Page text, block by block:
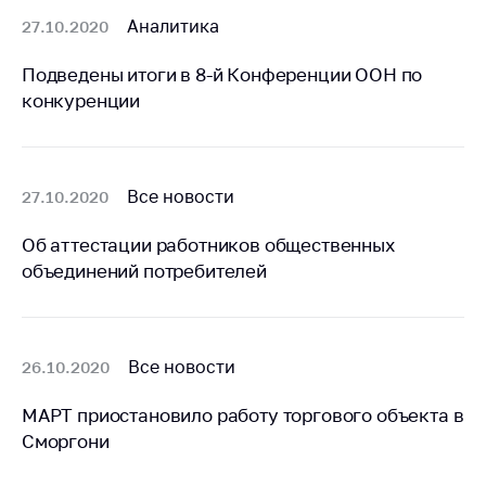
регулирования и
политики
27.10.2020 Аналитика
Подведены итоги в 8-й Конференции ООН по
конкуренции
27.10.2020 Все новости
Об аттестации работников общественных
объединений потребителей
26.10.2020 Все новости
МАРТ приостановило работу торгового объекта в
Сморгони